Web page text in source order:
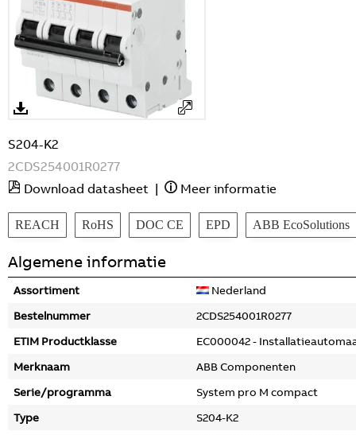
S204-K2
2CDS254001R0277
Download datasheet | Meer informatie
REACH RoHS DOC CE EPD ABB EcoSolutions
Algemene informatie
Assortiment
Nederland
Bestelnummer
2CDS254001R0277
ETIM Productklasse
EC000042 -
Merknaam
ABB Componenten
Serie/programma
System pro M compact
Type
S204-K2